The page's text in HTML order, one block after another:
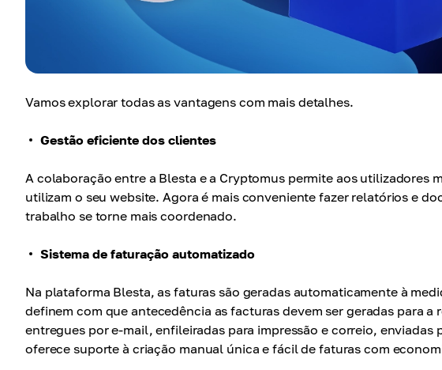
Vamos explorar todas as vantagens com mais detalhes.
Gestão eficiente dos clientes
A colaboração entre a Blesta e a Cryptomus permite aos utilizadores
utilizam o seu website. Agora é mais conveniente fazer relatórios e
trabalho se torne mais coordenado.
Sistema de faturação automatizado
Na plataforma Blesta, as faturas são geradas automaticamente à
definem com que antecedência as facturas devem ser geradas para
entregues por e-mail, enfileiradas para impressão e correio,
oferece suporte à criação manual única e fácil de faturas com